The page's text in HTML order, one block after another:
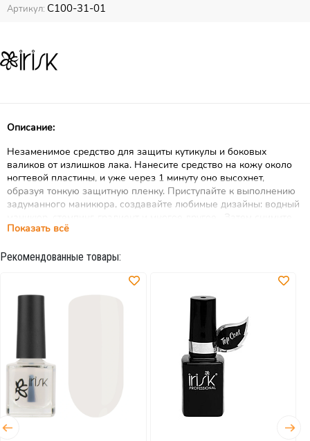
Артикул: С100-31-01
Описание:
Незаменимое средство для защиты кутикулы и боковых
валиков от излишков лака. Нанесите средство на кожу около
ногтевой пластины, и уже через 1 минуту оно высохнет,
образуя тонкую защитную пленку. Приступайте к выполнению
задуманного маникюра, создавайте любимые дизайны: водный
маникюр, стемпинг, градиент и многое другое. Затем снимите
излишки лака с кожи вместе с защитной пленкой. Вам больше
кисточками и корректорами.
Показать всё
Рекомендованные товары: